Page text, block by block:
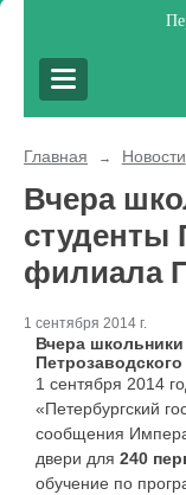
Главная → Новости
Вчера
студенты
филиала
1 сентября 2014 г.
Вчера школьники
1 сентября 2014
«Петербургский
сообщения
двери для 240
обучение по